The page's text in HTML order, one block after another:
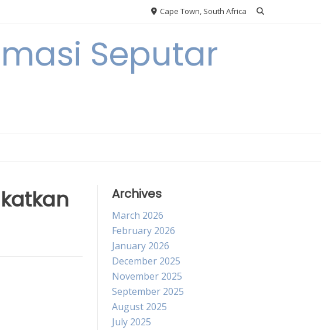
Cape Town, South Africa
Seputar
Archives
March 2026
February 2026
January 2026
December 2025
November 2025
September 2025
August 2025
July 2025